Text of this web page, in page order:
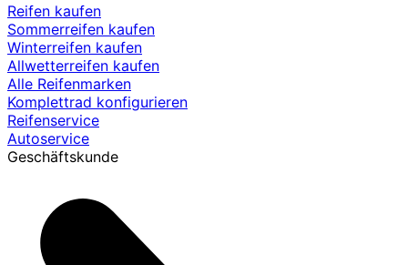
Reifen kaufen
Sommerreifen kaufen
Winterreifen kaufen
Allwetterreifen kaufen
Alle Reifenmarken
Komplettrad konfigurieren
Reifenservice
Autoservice
Geschäftskunde